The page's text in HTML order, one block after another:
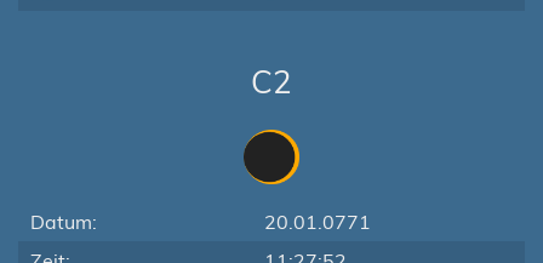
C2
Datum:
20.01.0771